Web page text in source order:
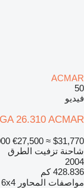
ACMAR
50
فيديو
26.310 ACMAR
€27,500 ≈ $31,770
شاحنة تزفيت الطرق
2004
428.836 كم
مواصفات المحاور 6x4